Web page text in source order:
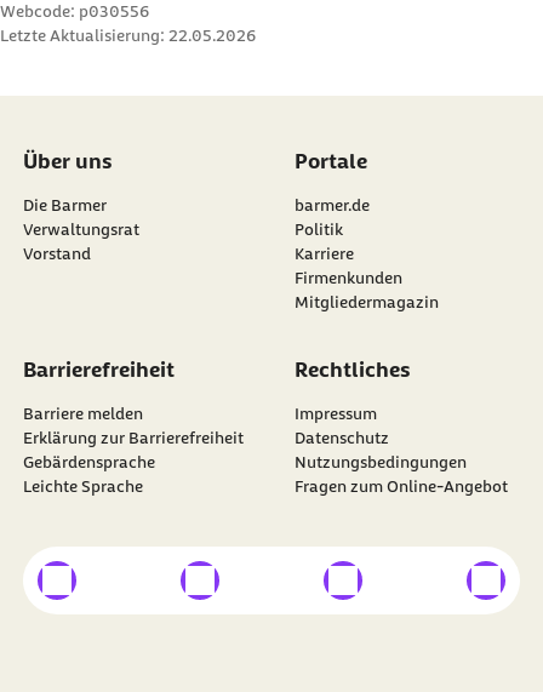
Webcode: p030556
Letzte Aktualisierung: 22.05.2026
Über uns
Die Barmer
Verwaltungsrat
Vorstand
Portale
barmer.de
Politik
Karriere
Firmenkunden
Mitgliedermagazin
Barrierefreiheit
Barriere melden
Erklärung zur Barrierefreiheit
Gebärdensprache
Leichte Sprache
Rechtliches
Impressum
Datenschutz
Nutzungsbedingungen
Fragen zum Online-Angebot
Besuchen Sie dieBARMER auf
externer Link externer Link externer Link